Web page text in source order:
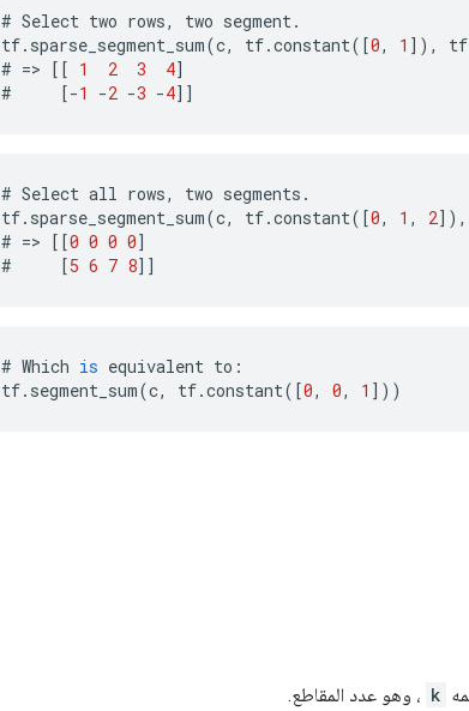
# Select two rows, two segment.
tf. sparse_segment_sum(c, tf.constant([0, 1 ]), tf
# => [[ 1 2 3 4]
#
[-1 -2 -3 -4]]
# Select all rows, two segments .
tf. sparse_segment_sum(c, tf.constant([0, 1 , 2]),
# => [[0 0 0 0]
#
[5 6 7 8]]
# Which is equivalent to :
tf. segment_sum(c, tf.constant([0, 0, 1 ]))
k ، وهو عدد المقاطع.